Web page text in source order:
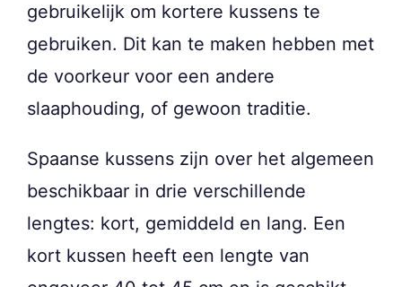
gebruikelijk om kortere kussens te
gebruiken. Dit kan te maken hebben met
de voorkeur voor een andere
slaaphouding, of gewoon traditie.
Spaanse kussens zijn over het algemeen
beschikbaar in drie verschillende
lengtes: kort, gemiddeld en lang. Een
kort kussen heeft een lengte van